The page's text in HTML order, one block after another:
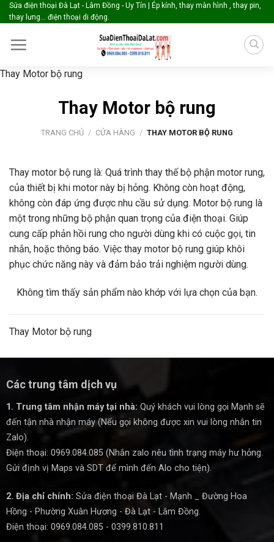
Skip
to
content
Sửa điện thoại Đà Lạt - Lâm Đồng - Uy Tín | Ép kính, thay màn hình , thay pin,
thay lưng... điện thoại di động.
Thay Motor bộ rung
Thay Motor bộ rung
TRANG CHỦ / CỬA HÀNG / THAY MOTOR BỘ RUNG
Thay motor bộ rung là: Quá trình thay thế bộ phận motor rung,
của thiết bị khi motor này bị hỏng. Không còn hoạt động,
không còn đáp ứng được nhu cầu sử dụng. Motor bộ rung là
một trong những bộ phận quan trọng của điện thoại. Giúp
cung cấp phản hồi rung cho người dùng khi có cuộc gọi, tin
nhắn, hoặc thông báo. Việc thay motor bộ rung giúp khôi
phục chức năng này và đảm bảo trải nghiệm người dùng.
Không tìm thấy sản phẩm nào khớp với lựa chọn của bạn.
Thay Motor bộ rung
Các trung tâm dịch vụ
1. Trung tâm nhận máy tại nhà: Quý khách vui lòng gọi Mạnh sẽ
đến tận nhà nhận máy (Nếu gọi không được xin vui lòng nhắn tin
Zalo).
Điện thoại: 0969.084.085 (Nhắn zalo nêu tình trạng máy hư hỏng.
Gửi định vị Maps và SDT để mình đến Alo cho tiện).
2. Địa chỉ chính: Sửa điện thoại Đà Lạt - Mạnh _ Đường Hoa
Hồng - Phường Xuân Hương - Đà Lạt - Lâm Đồng.
Điện thoại: 0969.084.085 - 0399.810.811